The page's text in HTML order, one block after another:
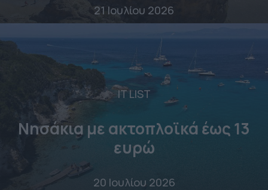
21 Ιουλίου 2026
IT LIST
Νησάκια με ακτοπλοϊκά έως 13
ευρώ
20 Ιουλίου 2026